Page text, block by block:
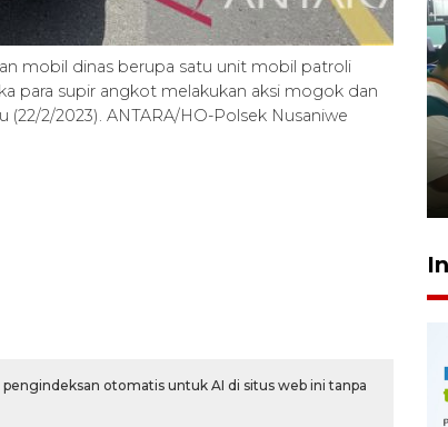
mobil dinas berupa satu unit mobil patroli
para supir angkot melakukan aksi mogok dan
2/2023). ANTARA/HO-Polsek Nusaniwe
otomatis untuk AI di situs web ini tanpa
Ambon ajak semua pihak buka